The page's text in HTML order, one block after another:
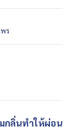
ร
กลิ่นทำให้ผ่อน